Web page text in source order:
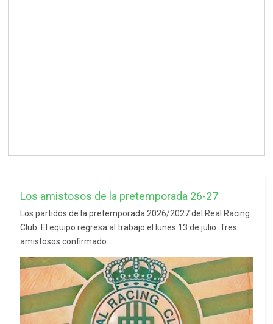
Los amistosos de la pretemporada 26-27
Los partidos de la pretemporada 2026/2027 del Real Racing
Club. El equipo regresa al trabajo el lunes 13 de julio. Tres
amistosos confirmado...